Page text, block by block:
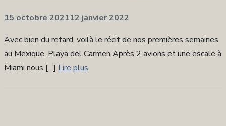
Publié
15 octobre 202112 janvier 2022
Avec bien du retard, voilà le récit de nos premières semaines
au Mexique. Playa del Carmen Après 2 avions et une escale à
Miami nous […] Lire plus